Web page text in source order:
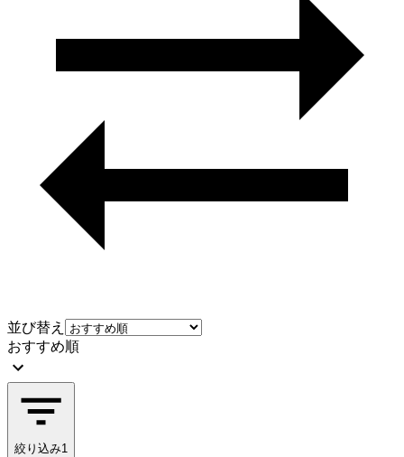
並び替え
おすすめ順
絞り込み1